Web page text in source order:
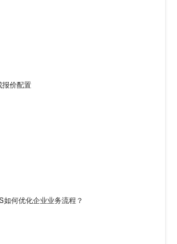
报价配置
如何优化企业业务流程？